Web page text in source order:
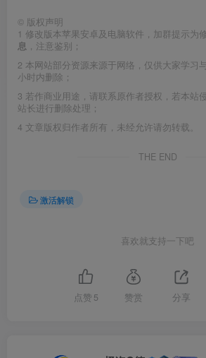
© 版权声明
1 修改版本苹果安卓及电脑软件，加群提示为
息 ，注意鉴别；
2 本网站部分资源来源于网络，仅供大家学习
小时内删除；
3 若作商业用途，请联系原作者授权，若本站
站长进行删除处理；
4 文章版权归作者所有，未经允许请勿转载。
THE END
激活解锁
喜欢就支持一下吧
点赞 5 赞赏 分享